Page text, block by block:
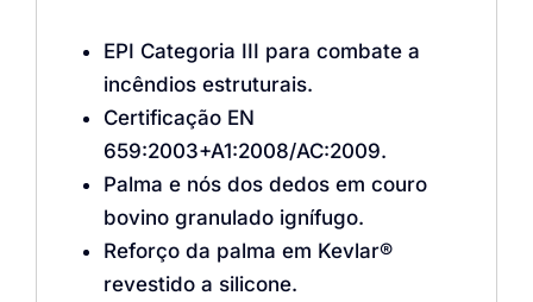
EPI Categoria III para combate a
incêndios estruturais.
Certificação EN
659:2003+A1:2008/AC:2009.
Palma e nós dos dedos em couro
bovino granulado ignífugo.
Reforço da palma em Kevlar®
revestido a silicone.